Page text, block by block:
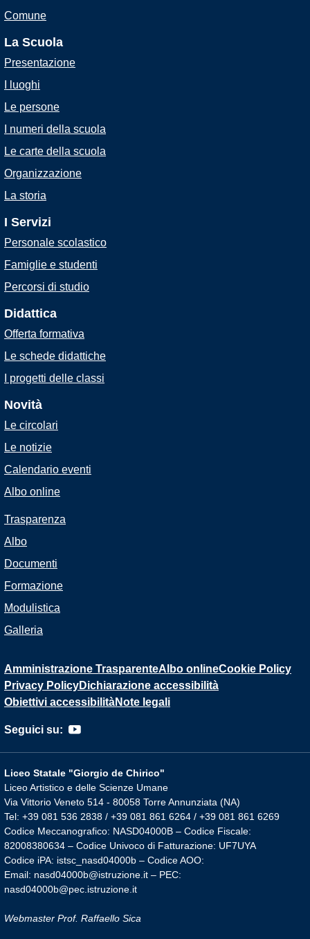
Comune
La Scuola
Presentazione
I luoghi
Le persone
I numeri della scuola
Le carte della scuola
Organizzazione
La storia
I Servizi
Personale scolastico
Famiglie e studenti
Percorsi di studio
Didattica
Offerta formativa
Le schede didattiche
I progetti delle classi
Novità
Le circolari
Le notizie
Calendario eventi
Albo online
Trasparenza
Albo
Documenti
Formazione
Modulistica
Galleria
Amministrazione TrasparenteAlbo onlineCookie Policy
Privacy PolicyDichiarazione accessibilità
Obiettivi accessibilitàNote legali
Seguici su:
Liceo Statale "Giorgio de Chirico"
Liceo Artistico e delle Scienze Umane
Via Vittorio Veneto 514 - 80058 Torre Annunziata (NA)
Tel: +39 081 536 2838 / +39 081 861 6264 / +39 081 861 6269
Codice Meccanografico: NASD04000B – Codice Fiscale:
82008380634 – Codice Univoco di Fatturazione: UF7UYA
Codice iPA: istsc_nasd04000b – Codice AOO:
Email: nasd04000b@istruzione.it – PEC:
nasd04000b@pec.istruzione.it
Webmaster Prof. Raffaello Sica